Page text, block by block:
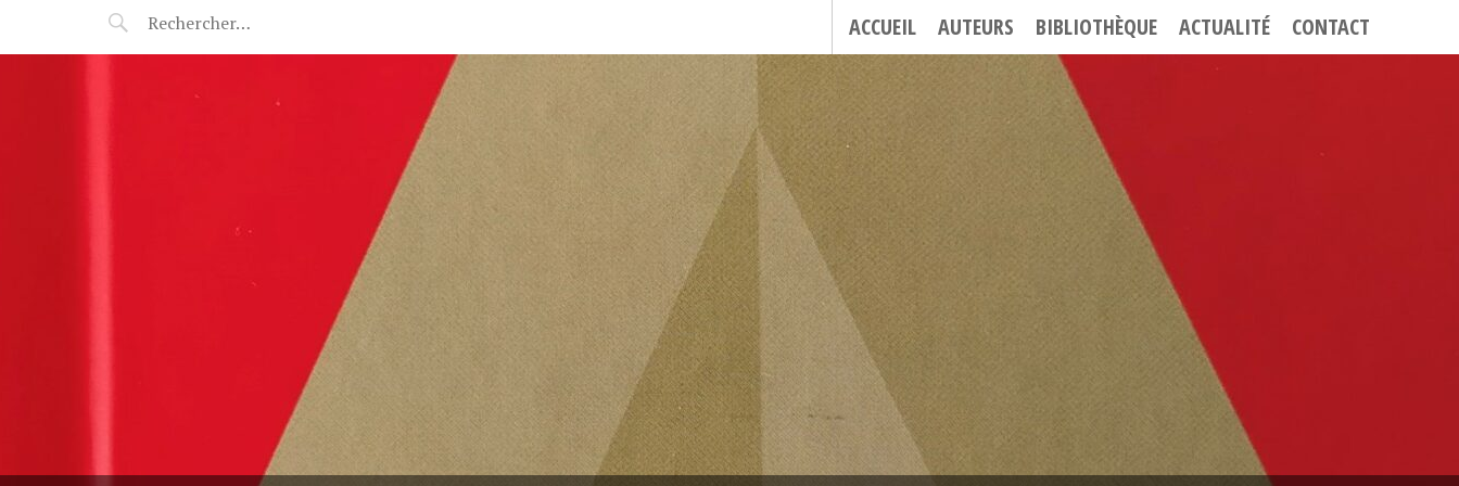
POP-UP FÉERIE ACCUEIL AUTEURS BIBLIOTHÈQUE ACTUALITÉ CONTACT